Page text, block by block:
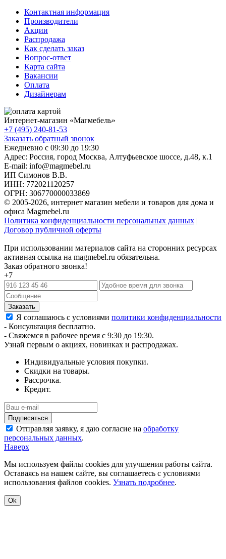
Контактная информация
Производители
Акции
Распродажа
Как сделать заказ
Вопрос-ответ
Карта сайта
Вакансии
Оплата
Дизайнерам
Интернет-магазин «Магмебель»
+7 (495) 240-81-53
Заказать обратный звонок
Ежедневно с 09:30 до 19:30
Адрес: Россия, город Москва, Алтуфьевское шоссе, д.48, к.1
E-mail: info@magmebel.ru
ИП Симонов В.В.
ИНН: 772021120257
ОГРН: 306770000033869
© 2005-2026, интернет магазин мебели и товаров для дома и
офиса Magmebel.ru
Политика конфиденциальности персональных данных |
Договор публичной оферты
При использовании материалов сайта на сторонних ресурсах
активная ссылка на magmebel.ru обязательна.
Заказ обратного звонка!
+7
Я соглашаюсь с условиями политики конфиденциальности
- Консультация бесплатно.
- Свяжемся в рабочее время с 9:30 до 19:30.
Узнай первым о акциях, новинках и распродажах.
Индивидуальные условия покупки.
Скидки на товары.
Рассрочка.
Кредит.
Отправляя заявку, я даю согласие на обработку
персональных данных.
Наверх
Мы используем файлы cookies для улучшения работы сайта.
Оставаясь на нашем сайте, вы соглашаетесь с условиями
использования файлов cookies. Узнать подробнее.
Ok